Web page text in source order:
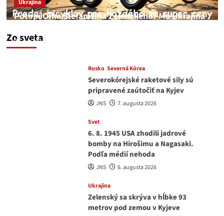
Zo sveta
Ukrajina
Potopí Oľha Stefanišina Zelenského? Má Ukrajina
JNS
Rusko Severná Kórea
Severokórejské raketové sily sú
pripravené zaútočiť na Kyjev
JNS 7. augusta 2026
Svet
6. 8. 1945 USA zhodili jadrové
bomby na Hirošimu a Nagasaki.
Podľa médií nehoda
JNS 6. augusta 2026
Ukrajina
Zelenský sa skrýva v hĺbke 93
metrov pod zemou v Kyjeve